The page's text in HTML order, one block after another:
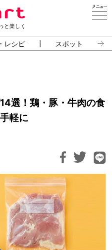
と楽しく
レシピ スポット
選！鶏・豚・牛肉の食
軽に